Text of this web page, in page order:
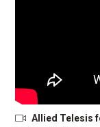
Allied Telesis